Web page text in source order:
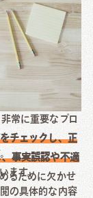
常に重要なプロ
チェックし、正
事実誤認や不適
ます。
るために欠かせ
の具体的な内容